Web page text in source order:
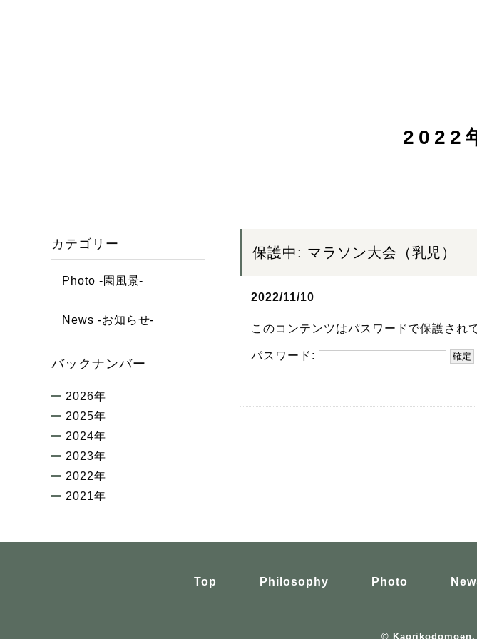
2022
保護中: マラソン大会（乳児）
2022/11/10
このコンテンツはパスワードで保護され
パスワード:
カテゴリー
Photo -園風景-
News -お知らせ-
バックナンバー
2026年
2025年
2024年
2023年
2022年
2021年
Top Philosophy Photo
©